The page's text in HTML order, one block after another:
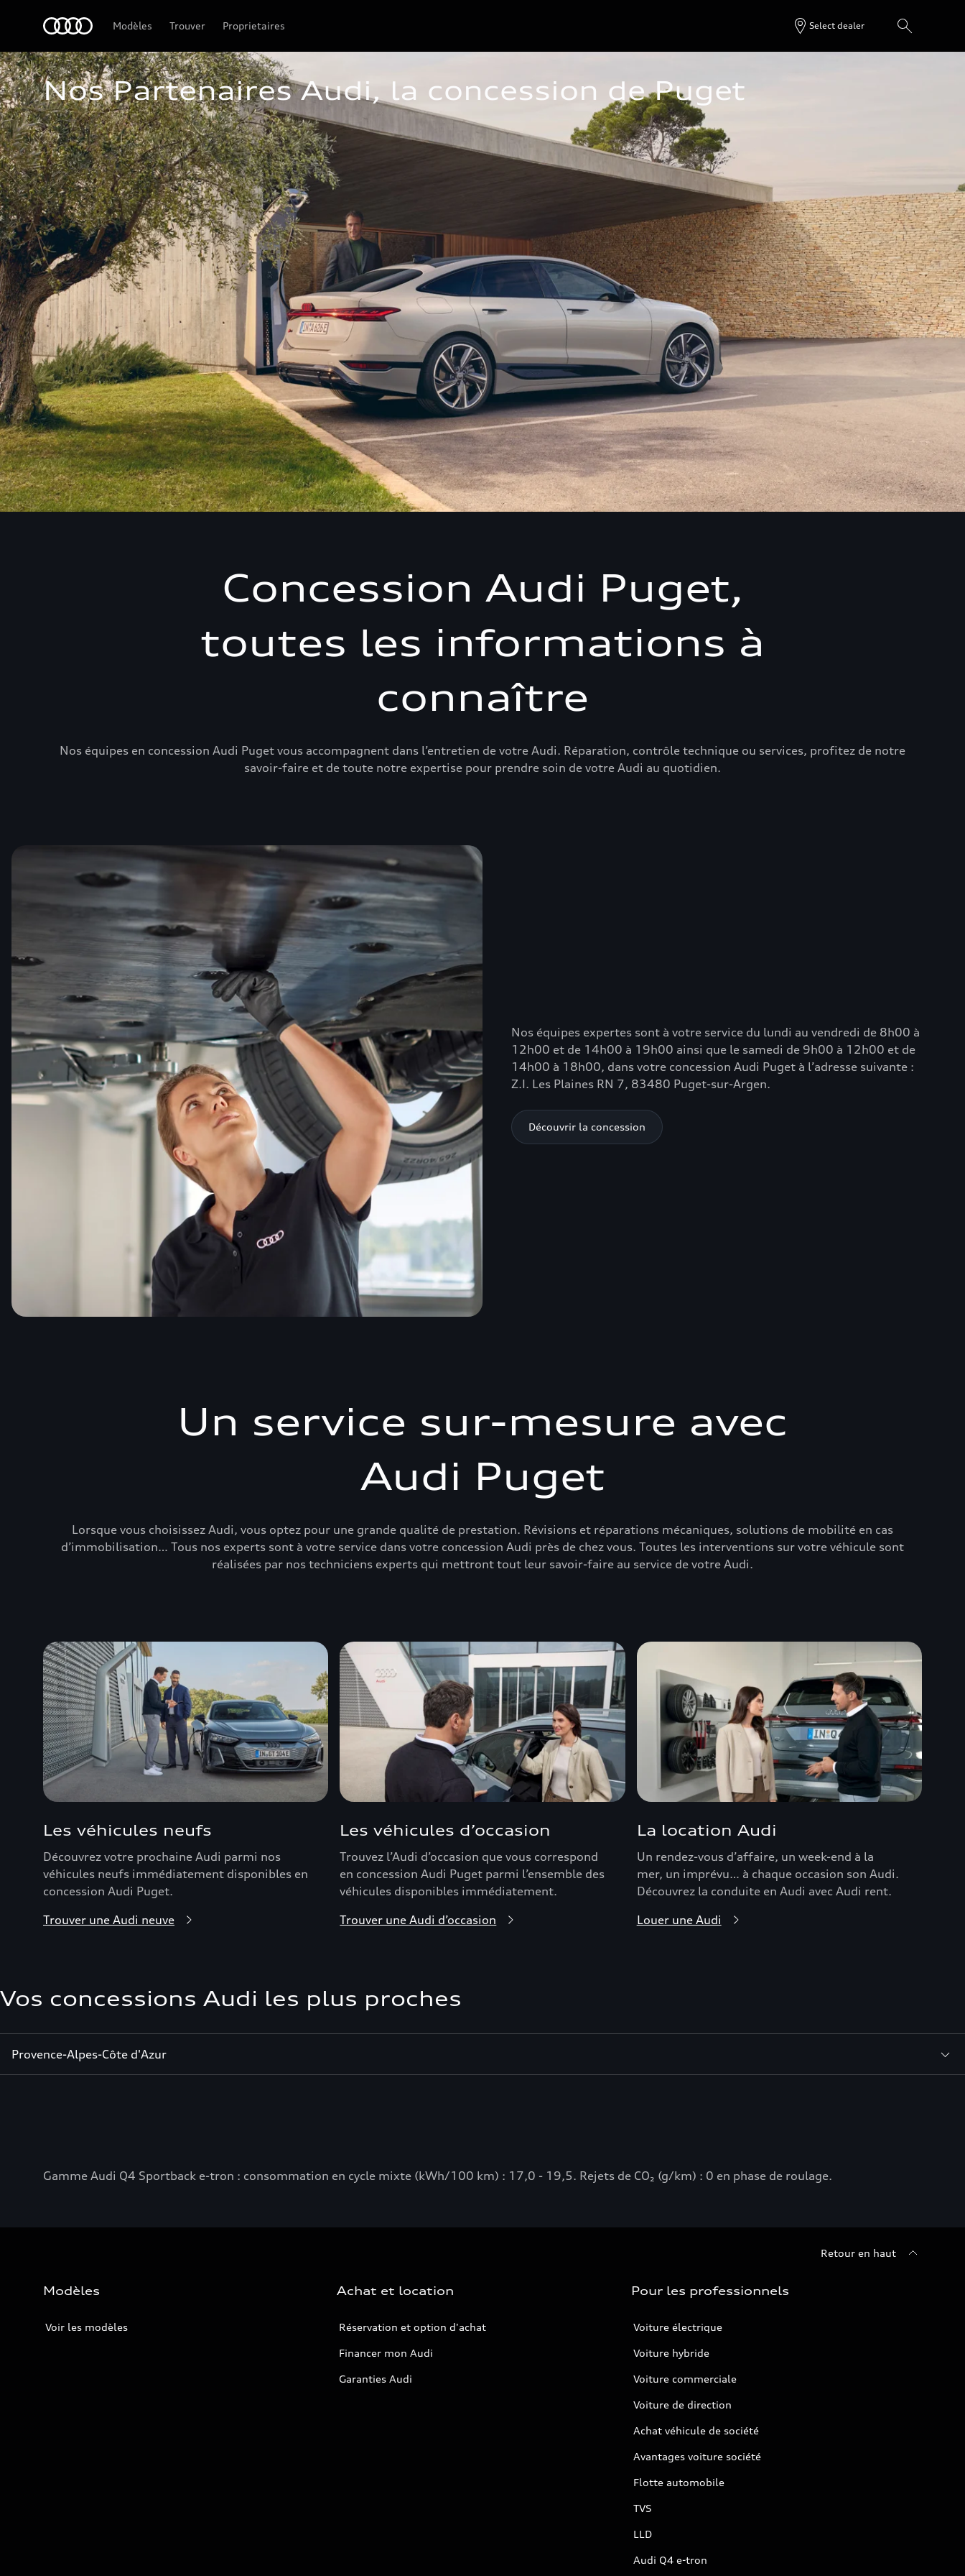
Modèles Trouver Proprietaires Select dealer
Nos Partenaires Audi, la concession de Puget
Concession Audi Puget,
toutes les informations à
connaître
Nos équipes en concession Audi Puget vous accompagnent dans l’entretien de votre Audi. Réparation, contrôle technique ou services, profitez de notre
savoir-faire et de toute notre expertise pour prendre soin de votre Audi au quotidien.
Nos équipes expertes sont à votre service du lundi au vendredi de 8h00 à
12h00 et de 14h00 à 19h00 ainsi que le samedi de 9h00 à 12h00 et de
14h00 à 18h00, dans votre concession Audi Puget à l’adresse suivante :
Z.I. Les Plaines RN 7, 83480 Puget-sur-Argen.
Découvrir la concession
Un service sur-mesure avec
Audi Puget
Lorsque vous choisissez Audi, vous optez pour une grande qualité de prestation. Révisions et réparations mécaniques, solutions de mobilité en cas
d’immobilisation… Tous nos experts sont à votre service dans votre concession Audi près de chez vous. Toutes les interventions sur votre véhicule sont
réalisées par nos techniciens experts qui mettront tout leur savoir-faire au service de votre Audi.
Les véhicules neufs
Découvrez votre prochaine Audi parmi nos
véhicules neufs immédiatement disponibles en
concession Audi Puget.
Trouver une Audi neuve
Les véhicules d’occasion
Trouvez l’Audi d’occasion que vous correspond
en concession Audi Puget parmi l’ensemble des
véhicules disponibles immédiatement.
Trouver une Audi d’occasion
La location Audi
Un rendez-vous d’affaire, un week-end à la
mer, un imprévu… à chaque occasion son Audi.
Découvrez la conduite en Audi avec Audi rent.
Louer une Audi
Vos concessions Audi les plus proches
Provence-Alpes-Côte d'Azur
Gamme Audi Q4 Sportback e-tron : consommation en cycle mixte (kWh/100 km) : 17,0 - 19,5. Rejets de CO₂ (g/km) : 0 en phase de roulage.
Retour en haut
Modèles
Voir les modèles
Achat et location
Réservation et option d'achat
Financer mon Audi
Garanties Audi
Pour les professionnels
Voiture électrique
Voiture hybride
Voiture commerciale
Voiture de direction
Achat véhicule de société
Avantages voiture société
Flotte automobile
TVS
LLD
Audi Q4 e-tron